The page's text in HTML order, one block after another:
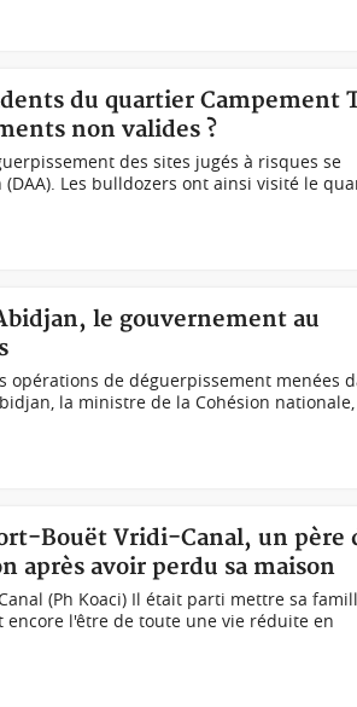
du quartier Campement
non valides ?
des sites jugés à risques se
Les bulldozers ont ainsi visité le
le gouvernement au
opérations de déguerpissement menées
la ministre de la Cohésion
Bouët Vridi-Canal, un père
après avoir perdu sa maison
(Ph Koaci) Il était parti mettre sa
l'être de toute une vie réduite en